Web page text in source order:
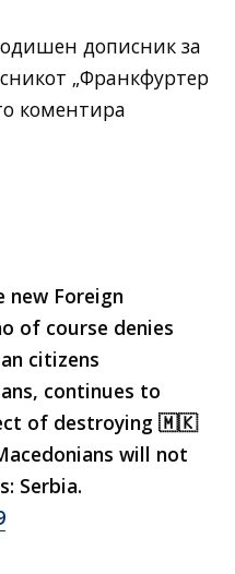
дописник за
„Франкфуртер
коментира
new Foreign
of course denies
citizens
continues to
of destroying 🇲🇰
will not
Serbia.